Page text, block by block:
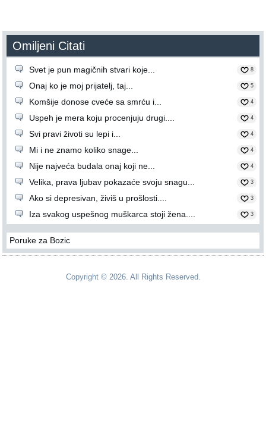
Omiljeni Citati
Svet je pun magičnih stvari koje... 8
Onaj ko je moj prijatelj, taj... 5
Komšije donose cveće sa smrću i... 4
Uspeh je mera koju procenjuju drugi.... 4
Svi pravi životi su lepi i... 4
Mi i ne znamo koliko snage... 4
Nije najveća budala onaj koji ne... 4
Velika, prava ljubav pokazaće svoju snagu... 3
Ako si depresivan, živiš u prošlosti.... 3
Iza svakog uspešnog muškarca stoji žena.... 3
Poruke za Bozic
Copyright © 2026. All Rights Reserved.